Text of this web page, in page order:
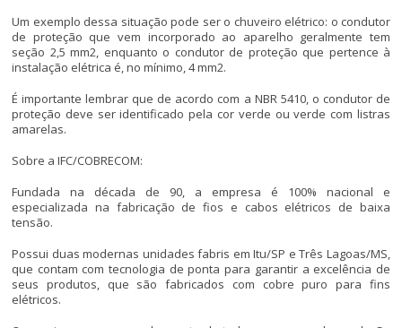
Um exemplo dessa situação pode ser o chuveiro elétrico: o condutor
de proteção que vem incorporado ao aparelho geralmente tem
seção 2,5 mm2, enquanto o condutor de proteção que pertence à
instalação elétrica é, no mínimo, 4 mm2.
É importante lembrar que de acordo com a NBR 5410, o condutor de
proteção deve ser identificado pela cor verde ou verde com listras
amarelas.
Sobre a IFC/COBRECOM:
Fundada na década de 90, a empresa é 100% nacional e
especializada na fabricação de fios e cabos elétricos de baixa
tensão.
Possui duas modernas unidades fabris em Itu/SP e Três Lagoas/MS,
que contam com tecnologia de ponta para garantir a excelência de
seus produtos, que são fabricados com cobre puro para fins
elétricos.